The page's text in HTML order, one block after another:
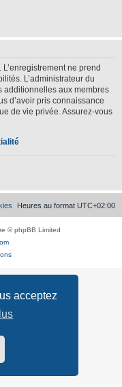
acceptez
ne prend
L’administrateur du
additionnelles aux membres
d’avoir pris connaissance
de vie privée. Assurez-vous
Heures au format UTC+02:00
© phpBB Limited